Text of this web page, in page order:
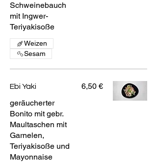
Schweinebauch
mit Ingwer-
Teriyakisoße
Weizen
Sesam
Ebi Yaki
geräucherter
Bonito mit gebr.
Maultaschen mit
Garnelen,
Teriyakisoße und
Mayonnaise
6,50 €